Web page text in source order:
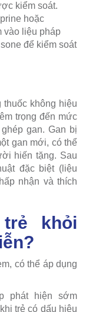
kiểm soát.
hoặc
vào liệu pháp
để kiểm soát
không hiệu
trọng đến mức
gan. Gan bị
gan mới, có thể
hiến tặng. Sau
đặc biệt (liệu
nhận và thích
khỏi
có thể áp dụng
phát hiện sớm
trẻ có dấu hiệu